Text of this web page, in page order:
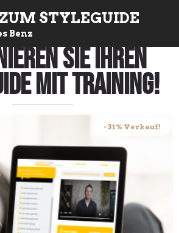
STYLEGUIDE
Benz
Sie Ihren
mit Training!
-31% Verkauf!